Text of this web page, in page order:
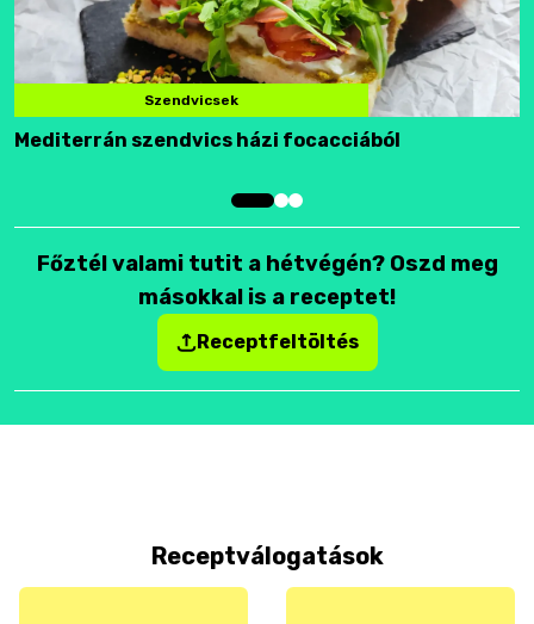
Szendvicsek
Mediterrán szendvics házi focacciából
Főztél valami tutit a hétvégén? Oszd meg
másokkal is a receptet!
Receptfeltöltés
Receptválogatások